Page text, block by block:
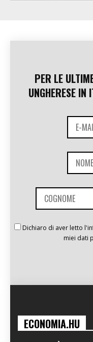
PER LE
UNGHERESE IN
Dichiaro di aver letto
miei dati
ECONOMIA.HU